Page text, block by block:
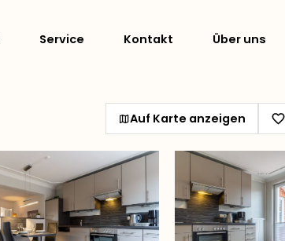
Service Kontakt Über uns
Auf Karte anzeigen